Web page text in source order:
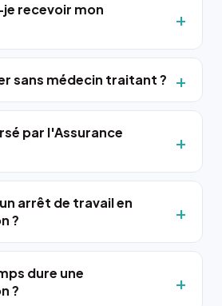
recevoir mon
sans médecin traitant ?
par l'Assurance
arrêt de travail en
?
dure une
?